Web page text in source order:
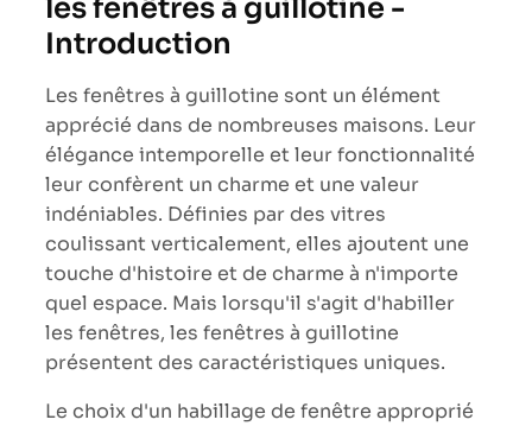
les fenêtres à guillotine -
Introduction
Les fenêtres à guillotine sont un élément
apprécié dans de nombreuses maisons. Leur
élégance intemporelle et leur fonctionnalité
leur confèrent un charme et une valeur
indéniables. Définies par des vitres
coulissant verticalement, elles ajoutent une
touche d'histoire et de charme à n'importe
quel espace. Mais lorsqu'il s'agit d'habiller
les fenêtres, les fenêtres à guillotine
présentent des caractéristiques uniques.
Le choix d'un habillage de fenêtre approprié